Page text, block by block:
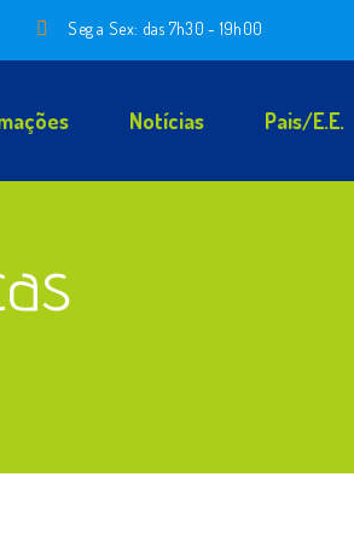
Seg a Sex: das 7h30 - 19h00
Notícias Pais/E.E.